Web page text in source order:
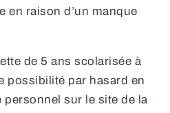
en raison d’un manque
de 5 ans scolarisée à
possibilité par hasard en
sur le site de la